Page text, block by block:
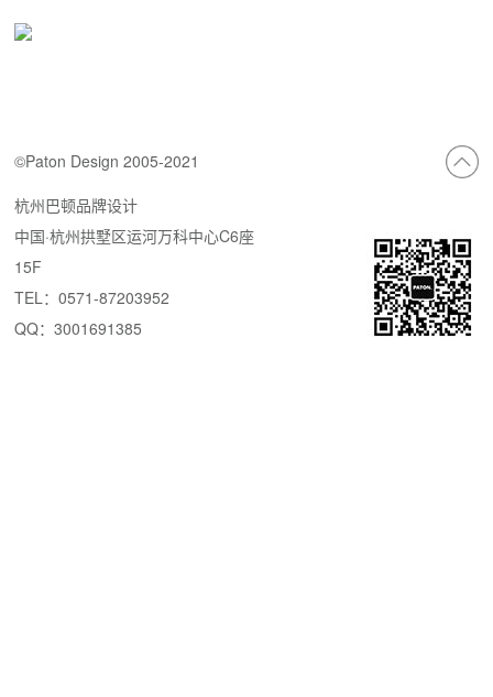
©Paton Design 2005-2021
杭州巴顿品牌设计
中国·杭州拱墅区运河万科中心C6座
15F
TEL：0571-87203952
QQ：3001691385